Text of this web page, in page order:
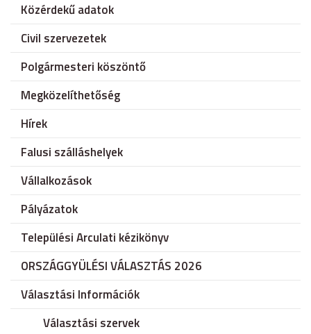
Közérdekű adatok
Civil szervezetek
Polgármesteri köszöntő
Megközelíthetőség
Hírek
Falusi szálláshelyek
Vállalkozások
Pályázatok
Települési Arculati kézikönyv
ORSZÁGGYÜLÉSI VÁLASZTÁS 2026
Választási Információk
Választási szervek